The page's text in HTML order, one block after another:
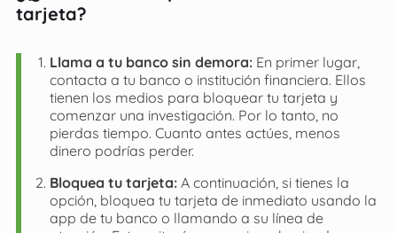
tarjeta?
Llama a tu banco sin demora: En primer lugar,
contacta a tu banco o institución financiera. Ellos
tienen los medios para bloquear tu tarjeta y
comenzar una investigación. Por lo tanto, no
pierdas tiempo. Cuanto antes actúes, menos
dinero podrías perder.
Bloquea tu tarjeta:A continuación, si tienes la
opción, bloquea tu tarjeta de inmediato usando la
app de tu banco o llamando a su línea de